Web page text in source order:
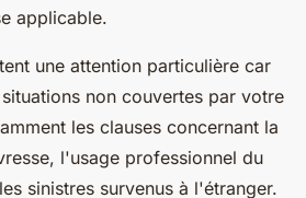
applicable.
une attention particulière car
non couvertes par votre
les clauses concernant la
l'usage professionnel du
sinistres survenus à l'étranger.